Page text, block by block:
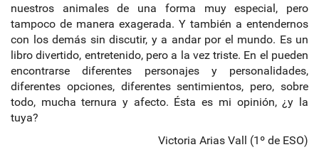
nuestros animales de una forma muy especial, pero
tampoco de manera exagerada. Y también a entendernos
con los demás sin discutir, y a andar por el mundo. Es un
libro divertido, entretenido, pero a la vez triste. En el pueden
encontrarse diferentes personajes y personalidades,
diferentes opciones, diferentes sentimientos, pero, sobre
todo, mucha ternura y afecto. Ésta es mi opinión, ¿y la
tuya?
Victoria Arias Vall (1º de ESO)